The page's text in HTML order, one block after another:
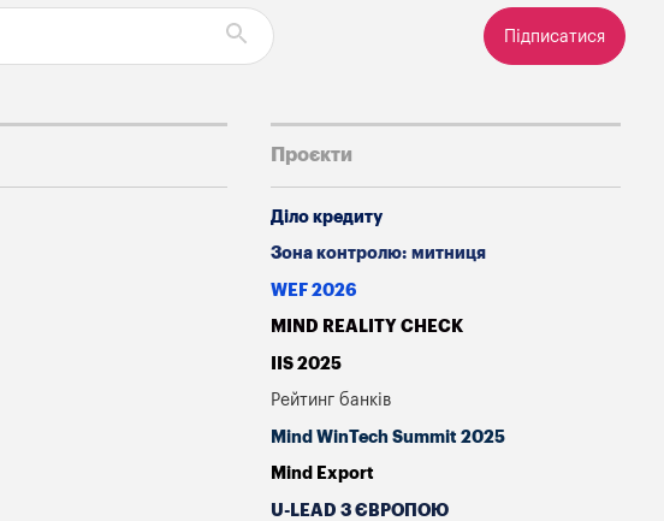
Підписатися
Проєкти
Діло кредиту
Зона контролю: митниця
WEF 2026
MIND REALITY CHECK
IIS 2025
Рейтинг банків
Mind WinTech Summit 2025
Mind Export
U-LEAD З ЄВРОПОЮ